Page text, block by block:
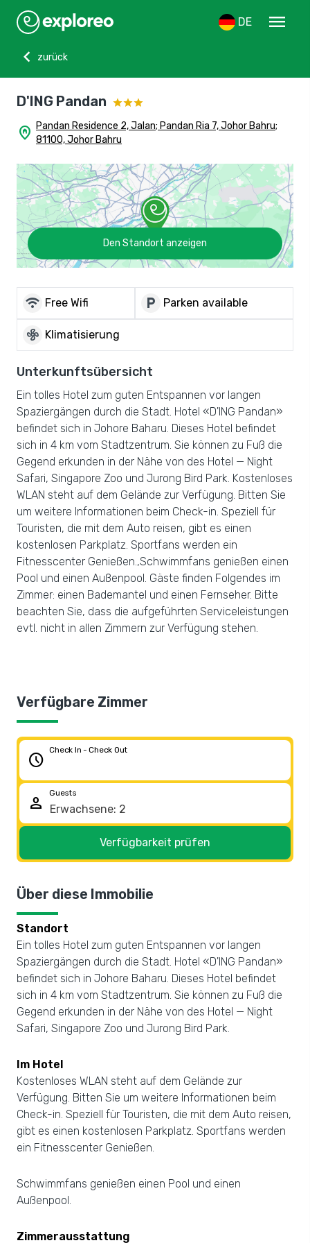
DE
menu
chevron_left
zurück
D'ING Pandan
home_pin Pandan Residence 2, Jalan; Pandan Ria 7, Johor Bahru;
81100, Johor Bahru
Den Standort anzeigen
wifi Free Wifi local_parking Parken available
mode_fan Klimatisierung
Unterkunftsübersicht
Ein tolles Hotel zum guten Entspannen vor langen
Spaziergängen durch die Stadt. Hotel «D'ING Pandan»
befindet sich in Johore Baharu. Dieses Hotel befindet
sich in 4 km vom Stadtzentrum. Sie können zu Fuß die
Gegend erkunden in der Nähe von des Hotel — Night
Safari, Singapore Zoo und Jurong Bird Park. Kostenloses
WLAN steht auf dem Gelände zur Verfügung. Bitten Sie
um weitere Informationen beim Check-in. Speziell für
Touristen, die mit dem Auto reisen, gibt es einen
kostenlosen Parkplatz. Sportfans werden ein
Fitnesscenter Genießen.,Schwimmfans genießen einen
Pool und einen Außenpool. Gäste finden Folgendes im
Zimmer: einen Bademantel und einen Fernseher. Bitte
beachten Sie, dass die aufgeführten Serviceleistungen
evtl. nicht in allen Zimmern zur Verfügung stehen.
Verfügbare Zimmer
schedule
Check In - Check Out
person
Guests
Verfügbarkeit prüfen
Über diese Immobilie
Standort
Ein tolles Hotel zum guten Entspannen vor langen
Spaziergängen durch die Stadt. Hotel «D'ING Pandan»
befindet sich in Johore Baharu. Dieses Hotel befindet
sich in 4 km vom Stadtzentrum. Sie können zu Fuß die
Gegend erkunden in der Nähe von des Hotel — Night
Safari, Singapore Zoo und Jurong Bird Park.
Im Hotel
Kostenloses WLAN steht auf dem Gelände zur
Verfügung. Bitten Sie um weitere Informationen beim
Check-in. Speziell für Touristen, die mit dem Auto reisen,
gibt es einen kostenlosen Parkplatz. Sportfans werden
ein Fitnesscenter Genießen.
Schwimmfans genießen einen Pool und einen
Außenpool.
Zimmerausstattung